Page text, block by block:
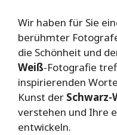
Wir haben für Sie
berühmter
die Schönheit und
Weiß-Fotografie
inspirierenden
Kunst der Schwarz-
verstehen und Ihre
entwickeln.